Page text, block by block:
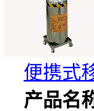
便携式
产品名